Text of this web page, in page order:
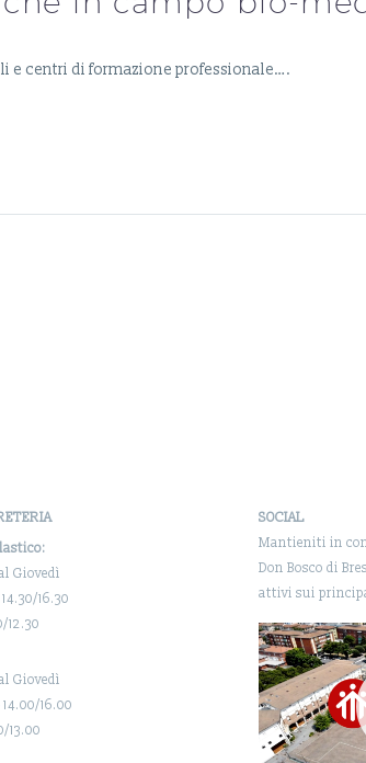
e centri di formazione professionale….
Giovedì
16.30
12.30
Giovedì
16.00
13.00
SOCIAL
Mantieniti in
Don Bosco di
attivi sui